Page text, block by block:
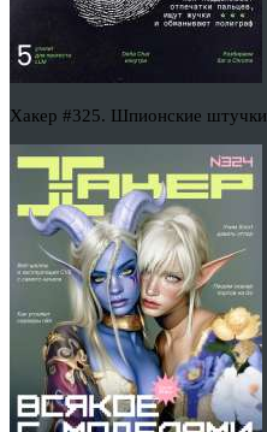
Хакер #325. Шпионские штучки